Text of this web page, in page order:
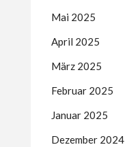
Mai 2025
April 2025
März 2025
Februar 2025
Januar 2025
Dezember 2024